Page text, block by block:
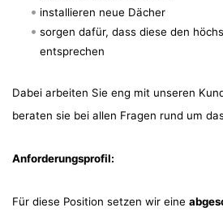
installieren neue Dächer
sorgen dafür, dass diese den
entsprechen
Dabei arbeiten Sie eng mit unseren
beraten sie bei allen Fragen rund um
Anforderungsprofil:
Für diese Position setzen wir eine